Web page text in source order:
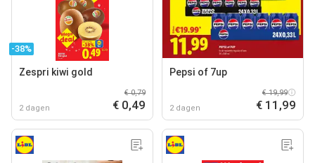
-38%
Zespri kiwi gold
2 dagen
€ 0,79
€ 0,49
Pepsi of 7up
2 dagen
€ 19,99
€ 11,99